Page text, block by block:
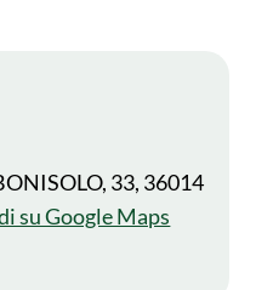
33, 36014
su Google Maps